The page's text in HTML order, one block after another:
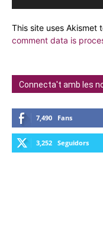
This site uses Akismet
comment data is
Connecta't amb les
7,490 Fans
3,252 Seguidors